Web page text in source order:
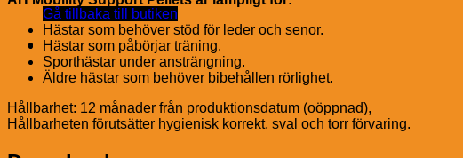
Gå tillbaka till butiken
Hästar som behöver stöd för leder och senor.
Hästar som påbörjar träning.
Sporthästar under ansträngning.
Äldre hästar som behöver bibehållen rörlighet.
Hållbarhet: 12 månader från produktionsdatum
Hållbarheten förutsätter hygienisk korrekt, sval och torr förvaring.